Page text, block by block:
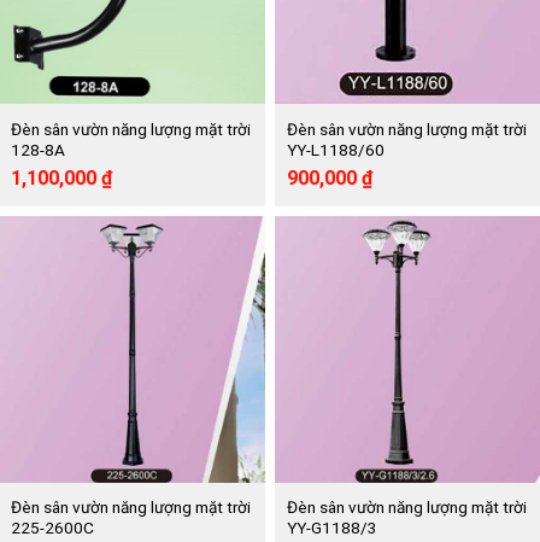
Đèn sân vườn năng lượng mặt trời
128-8A
Giá
gốc
là:
2,204,000 ₫.
1,100,000 ₫Giá
hiện
tại
là:
1,100,000 ₫.
Đèn sân vườn năng lượng mặt trời
YY-L1188/60
Giá
là:
1,800,000 ₫.
900,000 ₫Giá
hiện
tại
là:
900,000 ₫.
Đèn sân vườn năng lượng mặt trời
225-2600C
Đèn sân vườn năng lượng mặt trời
YY-G1188/3